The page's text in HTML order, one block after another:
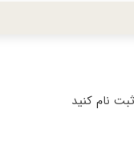
ثبت نام کنید